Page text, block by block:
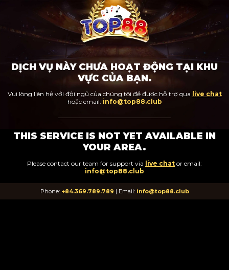
DỊCH VỤ NÀY CHƯA HOẠT ĐỘNG TẠI KHU
VỰC CỦA BẠN.
Vui lòng liên hệ với đội ngũ của chúng tôi để được hỗ trợ qua live chat
hoặc email: info@top88.club
THIS SERVICE IS NOT YET AVAILABLE IN
YOUR AREA.
Please contact our team for support via live chat or email:
info@top88.club
Phone: +84.369.789.789 | Email: info@top88.club